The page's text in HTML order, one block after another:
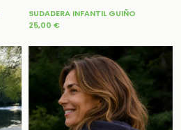
SUDADERA INFANTIL GUIÑO
25,00 €